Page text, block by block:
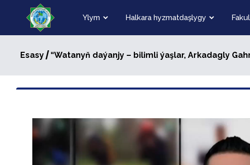
Ylym Halkara hyzmatdaşlygy
Esasy/ “Watanyň daýanjy – bilimli ýaşlar, Arkadagly